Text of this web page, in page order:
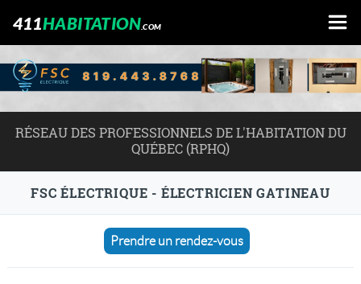
411HABITATION.COM
RÉSEAU DES PROFESSIONNELS DE L'HABITATION DU
QUÉBEC (RPHQ)
FSC ÉLECTRIQUE - ÉLECTRICIEN GATINEAU
Prendre un rendez-vous